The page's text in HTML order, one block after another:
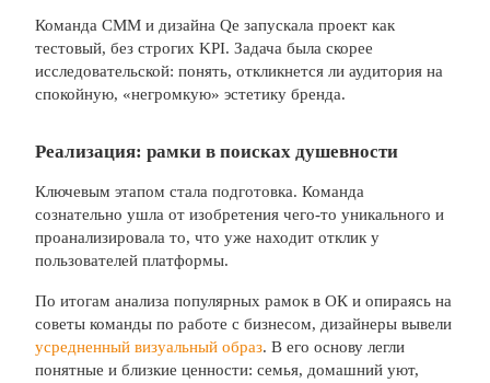
Команда СММ и дизайна Qe запускала проект как
тестовый, без строгих KPI. Задача была скорее
исследовательской: понять, откликнется ли аудитория на
спокойную, «негромкую» эстетику бренда.
Реализация: рамки в поисках душевности
Ключевым этапом стала подготовка. Команда
сознательно ушла от изобретения чего-то уникального и
проанализировала то, что уже находит отклик у
пользователей платформы.
По итогам анализа популярных рамок в ОК и опираясь на
советы команды по работе с бизнесом, дизайнеры вывели
усредненный визуальный образ. В его основу легли
понятные и близкие ценности: семья, домашний уют,